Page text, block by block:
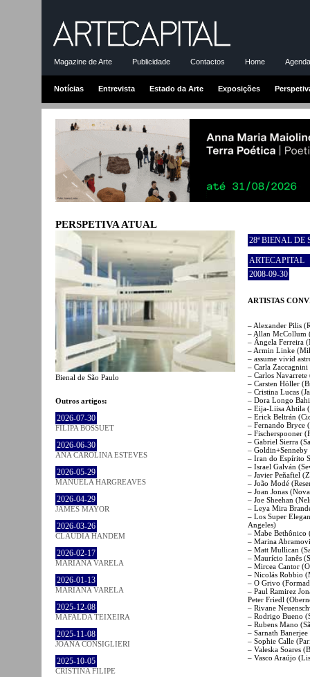
Magazine de Arte Publicidade Contactos Home
Notícias Entrevista Estado da Arte Exposições
PERSPETIVA ATUAL
Bienal de São Paulo
Outros artigos:
2026-07-30
FILIPA BOSSUET
2026-06-30
ANA CAROLINA ESTEVES
2026-05-29
MANUELA HARGREAVES
2026-04-29
JAMES MAYOR
2026-03-26
CLÁUDIA HANDEM
2026-02-17
MARIANA VARELA
2026-01-13
MARIANA VARELA
2025-12-08
MAFALDA TEIXEIRA
2025-11-08
JOANA CONSIGLIERI
2025-10-05
CRISTINA FILIPE
28ª BIENAL DE
ARTECAPITAL
2008-09-30
ARTISTAS
– Alexander Pilis
– Allan McCollum
– Ângela Ferreira
– Armin Linke
– assume vivid
– Carla
– Carlos
– Carsten Höller
– Cristina Lucas
– Dora Longo
– Eija-Liisa Ahtila
– Erick Beltrán
– Fernando Bryce
– Fischerspooner
– Gabriel Sierra
–
– Iran do Espírito
– Israel Galván
– Javier Peñafiel
– João Modé
– Joan Jonas
– Joe Sheehan
– Leya Mira
– Los Super
Angeles)
– Mabe Bethônico
– Marina
– Matt Mullican
– Maurício Ianês
– Mircea Cantor
– Nicolás Robbio
– O Grivo
– Paul Ramirez
Peter Friedl
– Rivane
– Rodrigo Bueno
– Rubens Mano
– Sarnath
– Sophie Calle
– Valeska Soares
– Vasco Araújo